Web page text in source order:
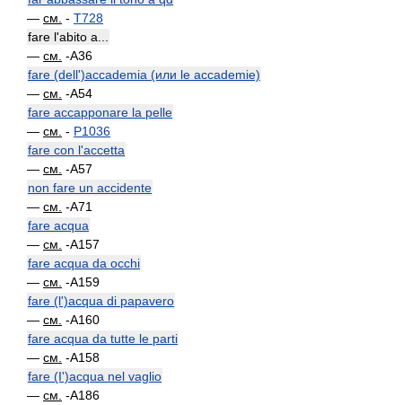
— см. - T728
fare l'abito a...
— см. -A36
fare (dell')accademia (или le accademie)
— см. -A54
fare accapponare la pelle
— см. - P1036
fare con l'accetta
— см. -A57
non fare un accidente
— см. -A71
fare acqua
— см. -A157
fare acqua da occhi
— см. -A159
fare (l')acqua di papavero
— см. -A160
fare acqua da tutte le parti
— см. -A158
fare (I')acqua nel vaglio
— см. -A186